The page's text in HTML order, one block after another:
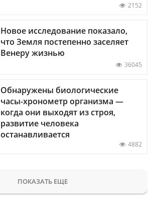
2152
Новое исследование показало,
что Земля постепенно заселяет
Венеру жизнью
36045
Обнаружены биологические
часы-хронометр организма —
когда они выходят из строя,
развитие человека
останавливается
4882
ПОКАЗАТЬ ЕЩЕ